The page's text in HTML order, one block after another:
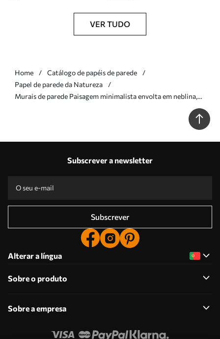
VER TUDO
Home
Catálogo de papéis de parede
Papel de parede da Natureza
Murais de parede Paisagem minimalista envolta em neblina,
Subscrever a newsletter
Subscrever
Alterar a língua
Sobre o produto
Sobre a empresa